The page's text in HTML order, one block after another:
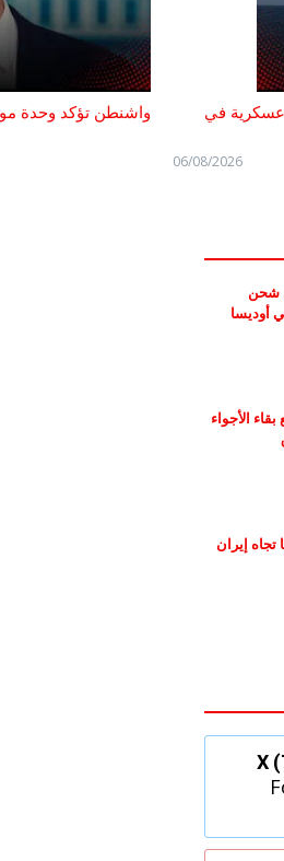
عسكرية في
06/08/2026
واشنطن تؤكد وحدة
شحن
أوديسا
الأجواء
إيران
X